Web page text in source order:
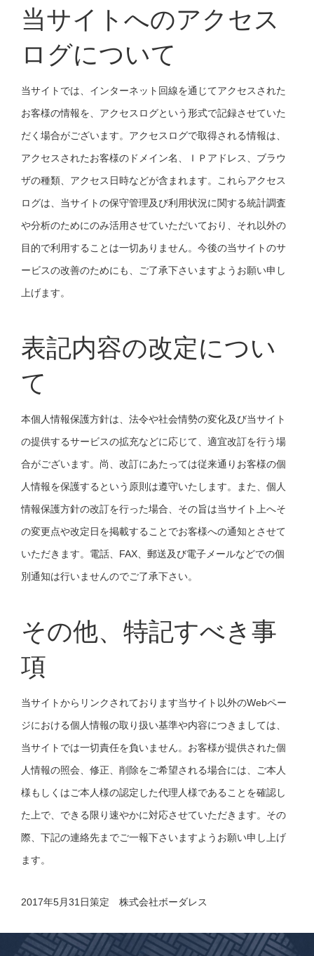
当サイトへのアクセス
ログについて
当サイトでは、インターネット回線を通じてアクセスされた
お客様の情報を、アクセスログという形式で記録させていた
だく場合がございます。アクセスログで取得される情報は、
アクセスされたお客様のドメイン名、ＩＰアドレス、ブラウ
ザの種類、アクセス日時などが含まれます。これらアクセス
ログは、当サイトの保守管理及び利用状況に関する統計調査
や分析のためにのみ活用させていただいており、それ以外の
目的で利用することは一切ありません。今後の当サイトのサ
ービスの改善のためにも、ご了承下さいますようお願い申し
上げます。
表記内容の改定につい
て
本個人情報保護方針は、法令や社会情勢の変化及び当サイト
の提供するサービスの拡充などに応じて、適宜改訂を行う場
合がございます。尚、改訂にあたっては従来通りお客様の個
人情報を保護するという原則は遵守いたします。また、個人
情報保護方針の改訂を行った場合、その旨は当サイト上へそ
の変更点や改定日を掲載することでお客様への通知とさせて
いただきます。電話、FAX、郵送及び電子メールなどでの個
別通知は行いませんのでご了承下さい。
その他、特記すべき事
項
当サイトからリンクされております当サイト以外のWebペー
ジにおける個人情報の取り扱い基準や内容につきましては、
当サイトでは一切責任を負いません。お客様が提供された個
人情報の照会、修正、削除をご希望される場合には、ご本人
様もしくはご本人様の認定した代理人様であることを確認し
た上で、できる限り速やかに対応させていただきます。その
際、下記の連絡先までご一報下さいますようお願い申し上げ
ます。
2017年5月31日策定 株式会社ボーダレス